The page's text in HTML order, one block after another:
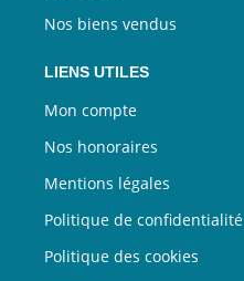
Nos biens vendus
LIENS UTILES
Mon compte
Nos honoraires
Mentions légales
Politique de confidentialité
Politique des cookies